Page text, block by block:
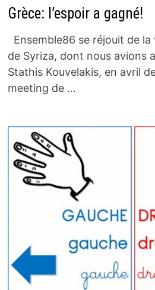
Grèce: l’espoir a gagné!
Ensemble86 se réjouit de
de Syriza, dont nous avions
Stathis Kouvelakis, en avril
meeting de …